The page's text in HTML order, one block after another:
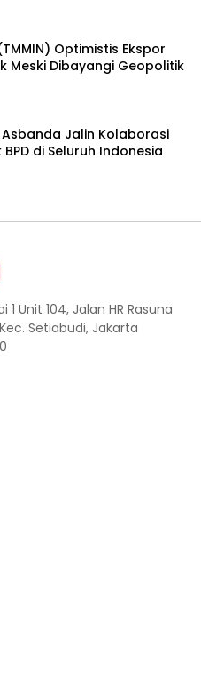
Optimistis Ekspor
Meski Dibayangi Geopolitik
Jalin Kolaborasi
di Seluruh Indonesia
Unit 104, Jalan HR Rasuna
Setiabudi, Jakarta